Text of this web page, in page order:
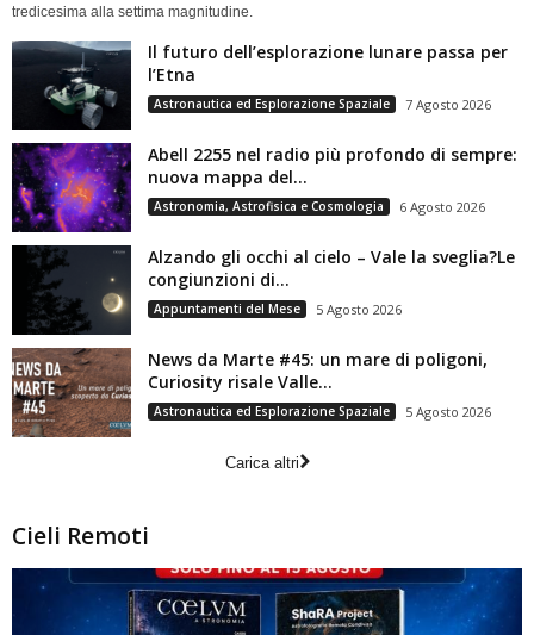
tredicesima alla settima magnitudine.
Il futuro dell’esplorazione lunare passa per
l’Etna
Astronautica ed Esplorazione Spaziale 7 Agosto 2026
Abell 2255 nel radio più profondo di sempre:
nuova mappa del...
Astronomia, Astrofisica e Cosmologia 6 Agosto 2026
Alzando gli occhi al cielo – Vale la sveglia?Le
congiunzioni di...
Appuntamenti del Mese 5 Agosto 2026
News da Marte #45: un mare di poligoni,
Curiosity risale Valle...
Astronautica ed Esplorazione Spaziale 5 Agosto 2026
Carica altri
Cieli Remoti